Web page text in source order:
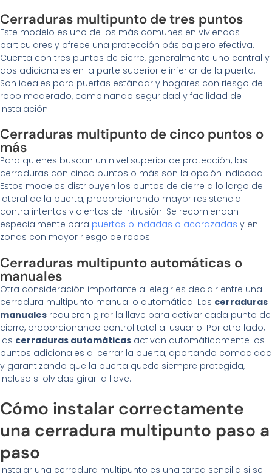
Cerraduras multipunto de tres puntos
Este modelo es uno de los más comunes en viviendas
particulares y ofrece una protección básica pero efectiva.
Cuenta con tres puntos de cierre, generalmente uno central y
dos adicionales en la parte superior e inferior de la puerta.
Son ideales para puertas estándar y hogares con riesgo de
robo moderado, combinando seguridad y facilidad de
instalación.
Cerraduras multipunto de cinco puntos o
más
Para quienes buscan un nivel superior de protección, las
cerraduras con cinco puntos o más son la opción indicada.
Estos modelos distribuyen los puntos de cierre a lo largo del
lateral de la puerta, proporcionando mayor resistencia
contra intentos violentos de intrusión. Se recomiendan
especialmente para puertas blindadas o acorazadas y en
zonas con mayor riesgo de robos.
Cerraduras multipunto automáticas o
manuales
Otra consideración importante al elegir es decidir entre una
cerradura multipunto manual o automática. Las cerraduras
manuales requieren girar la llave para activar cada punto de
cierre, proporcionando control total al usuario. Por otro lado,
las cerraduras automáticas activan automáticamente los
puntos adicionales al cerrar la puerta, aportando comodidad
y garantizando que la puerta quede siempre protegida,
incluso si olvidas girar la llave.
Cómo instalar correctamente
una cerradura multipunto paso a
paso
Instalar una cerradura multipunto es una tarea sencilla si se